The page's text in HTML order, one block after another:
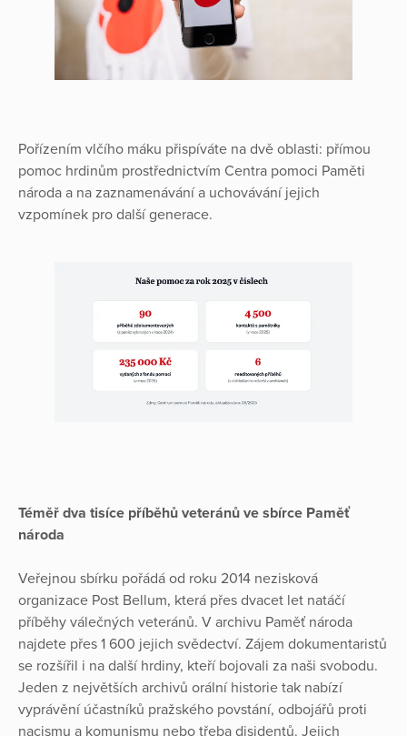
Pořízením vlčího máku přispíváte na dvě oblasti: přímou
pomoc hrdinům prostřednictvím Centra pomoci Paměti
národa a na zaznamenávání a uchovávání jejich
vzpomínek pro další generace.
Téměř dva tisíce příběhů veteránů ve sbírce Paměť
národa
Veřejnou sbírku pořádá od roku 2014 nezisková
organizace Post Bellum, která přes dvacet let natáčí
příběhy válečných veteránů. V archivu Paměť národa
najdete přes 1 600 jejich svědectví. Zájem dokumentaristů
se rozšířil i na další hrdiny, kteří bojovali za naši svobodu.
Jeden z největších archivů orální historie tak nabízí
vyprávění účastníků pražského povstání, odbojářů proti
nacismu a komunismu nebo třeba disidentů. Jejich